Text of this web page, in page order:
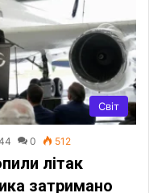
Світ
0 512
літак
затримано